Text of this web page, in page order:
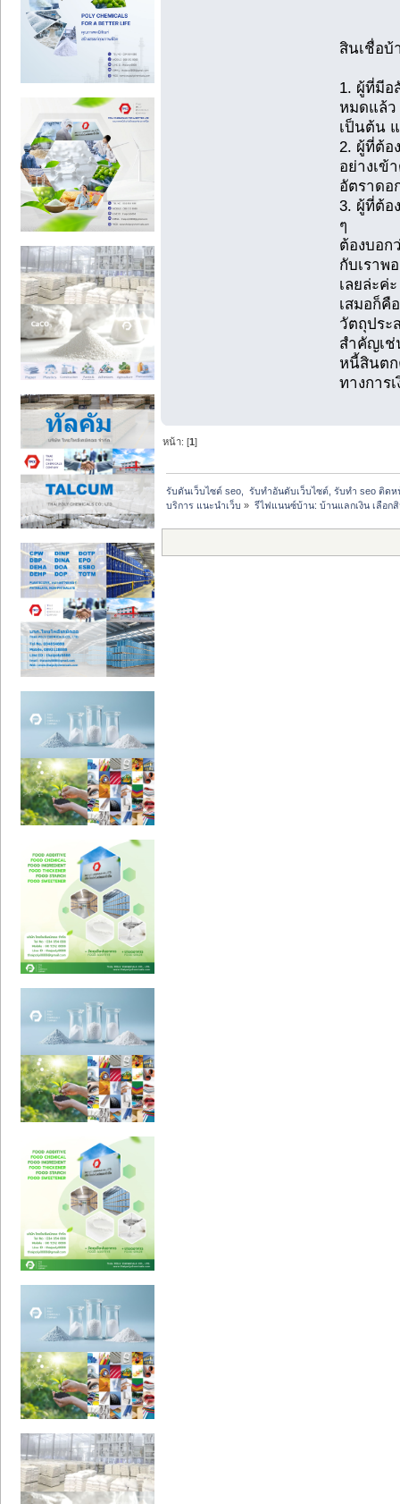
สินเชื่อบ้
1. ผู้ที่มีอ
หมดแล้ว
เป็นต้น
2. ผู้ที่ต้อ
อย่างเข้
อัตราดอ
3. ผู้ที่ต้อ
ๆ
ต้องบอก
กับเราพ
เลยล่ะค่
เสมอก็คื
วัตถุประ
สำคัญเช่
หนี้สินตก
ทางการ
หน้า: [1]
รับดันเว็บไซต์ seo,  รับทำอันดับเว็บไซต์, รับทำ seo ติดห
บริการ แนะนำเว็บ » รีไฟแนนซ์บ้าน: บ้านแลกเงิน เลือก